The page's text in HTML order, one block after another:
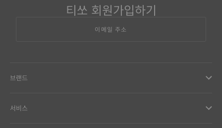
티쏘 회원가입하기
이메일 주소
브랜드
서비스